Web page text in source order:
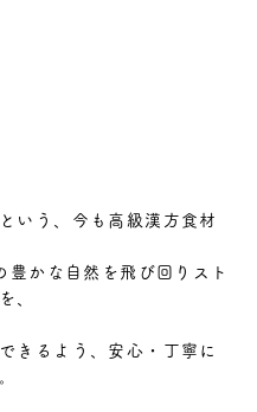
いう、今も高級漢方食材
かな自然を飛び回りスト
、
るよう、安心・丁寧に